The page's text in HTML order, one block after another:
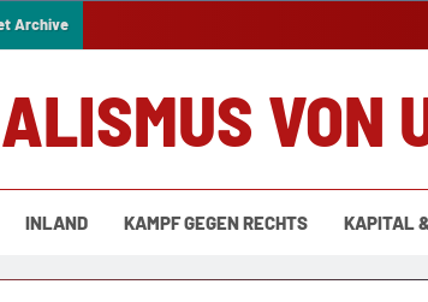
Archive
VON
INLAND KAMPF GEGEN RECHTS KAPITAL